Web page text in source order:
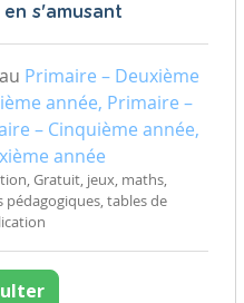
s'amusant
Primaire – Deuxième
année, Primaire –
– Cinquième année,
année
Gratuit, jeux, maths,
tables de